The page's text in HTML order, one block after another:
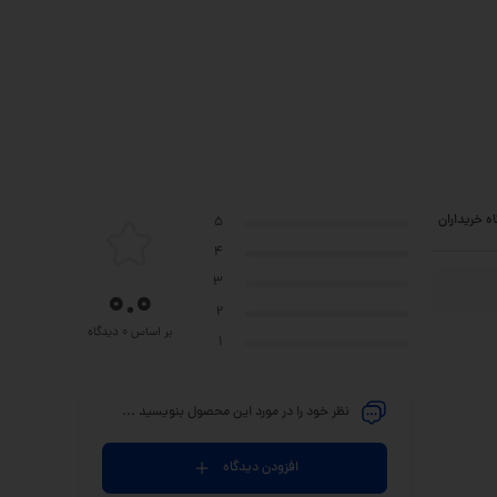
خریداران
5
4
3
2
1
0.0
بر اساس 0 دیدگاه
نظر خود را در مورد این محصول بنویسید ...
افزودن دیدگاه